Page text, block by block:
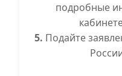
подробные
5. Подайте